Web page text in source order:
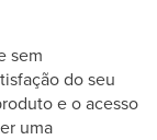
sem
do seu
e o acesso
uma